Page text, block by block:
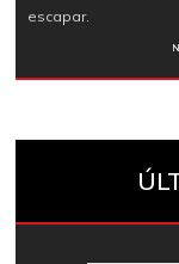
escapar.